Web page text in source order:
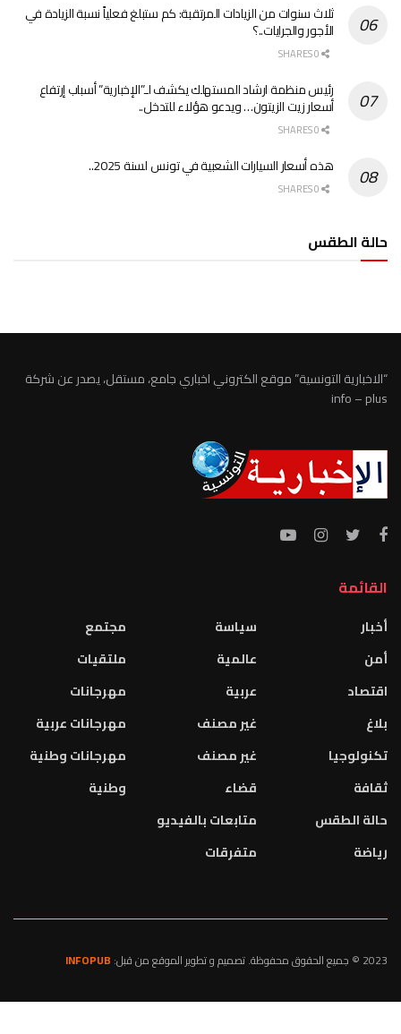
ثلاث سنوات من الزيادات المرتقبة: كم ستبلغ فعلياً نسبة الزيادة في
الأجور والجرايات..؟
رئيس منظمة ارشاد المستهلك يكشف لـ”الإخبارية” أسباب إرتفاع
أسعار زيت الزيتون… ويدعو هؤلاء للتدخل..
هذه أسعار السيارات الشعبية في تونس لسنة 2025..
حالة الطقس
“الاخبارية التونسية” موقع الكتروني اخباري جامع، مستقل، يصدر عن شركة
info – plus
القائمة
أخبار
أمن
اقتصاد
بلاغ
تكنولوجيا
ثقافة
حالة الطقس
رياضة
سياسة
عالمية
عربية
غير مصنف
غير مصنف
قضاء
متابعات بالفيديو
متفرقات
مجتمع
ملتقيات
مهرجانات
مهرجانات عربية
مهرجانات وطنية
وطنية
2023 © جميع الحقوق محفوظة. تصميم و تطوير الموقع من قبل: INFOPUB